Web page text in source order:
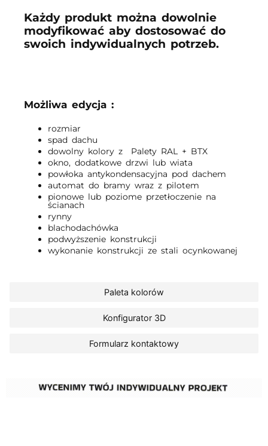
Paleta kolorów
Konfigurator 3D
Formularz kontaktowy
Każdy produkt można dowolnie
modyfikować aby dostosować do
swoich indywidualnych potrzeb.
Możliwa edycja :
rozmiar
spad dachu
dowolny kolory z Palety RAL + BTX
okno, dodatkowe drzwi lub wiata
powłoka antykondensacyjna pod dachem
automat do bramy wraz z pilotem
pionowe lub poziome przetłoczenie na
ścianach
rynny
blachodachówka
podwyższenie konstrukcji
wykonanie konstrukcji ze stali ocynkowanej